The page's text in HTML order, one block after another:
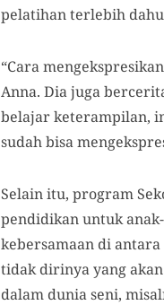
pelatihan terlebih
“Cara
Anna. Dia juga
belajar keterampilan,
sudah bisa
Selain itu, program
pendidikan untuk
kebersamaan di
tidak dirinya yang
dalam dunia seni,